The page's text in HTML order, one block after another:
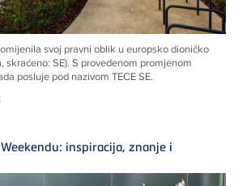
svoj pravni oblik u europsko dioničko
skraćeno: SE). S provedenom promjenom
posluje pod nazivom TECE SE.
inspiracija, znanje i